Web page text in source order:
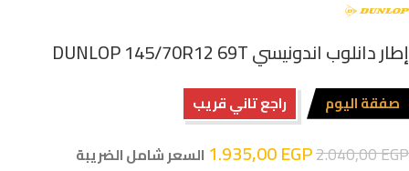
إطار دانلوب اندونيسي DUNLOP 145/70R12 69T
صفقة اليوم راجع تاني قريب
2.040,00EGP
1.935,00EGP
السعر شامل الضريبة